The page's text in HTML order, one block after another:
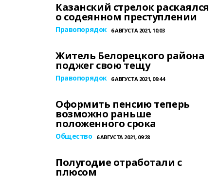
Казанский стрелок раскаялся
о содеянном преступлении
Правопорядок 6 АВГУСТА 2021, 10:03
Житель Белорецкого района
поджег свою тещу
Правопорядок 6 АВГУСТА 2021, 09:44
Оформить пенсию теперь
возможно раньше
положенного срока
Общество 6 АВГУСТА 2021, 09:28
Полугодие отработали с
плюсом